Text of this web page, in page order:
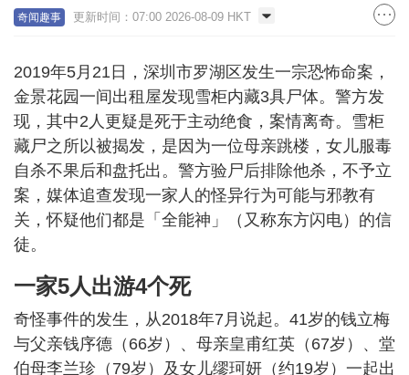
奇闻趣事 更新时间：07:00 2026-08-09 HKT
2019年5月21日，深圳市罗湖区发生一宗恐怖命案，
金景花园一间出租屋发现雪柜内藏3具尸体。警方发
现，其中2人更疑是死于主动绝食，案情离奇。雪柜
藏尸之所以被揭发，是因为一位母亲跳楼，女儿服毒
自杀不果后和盘托出。警方验尸后排除他杀，不予立
案，媒体追查发现一家人的怪异行为可能与邪教有
关，怀疑他们都是「全能神」（又称东方闪电）的信
徒。
一家5人出游4个死
奇怪事件的发生，从2018年7月说起。41岁的钱立梅
与父亲钱序德（66岁）、母亲皇甫红英（67岁）、堂
伯母李兰珍（79岁）及女儿缪珂妍（约19岁）一起出